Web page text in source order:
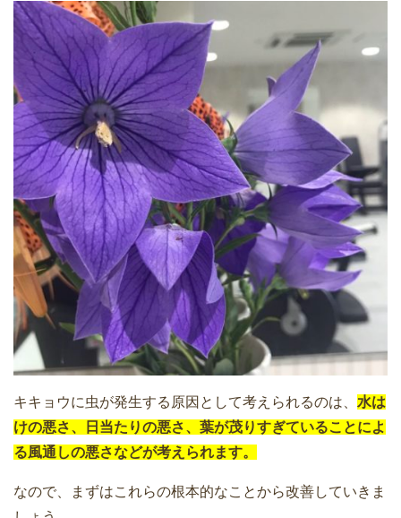
キキョウに虫が発生する原因として考えられるのは、 水は
けの悪さ、日当たりの悪さ、葉が茂りすぎていることによ
る風通しの悪さなどが考えられます。
なので、まずはこれらの根本的なことから改善していきま